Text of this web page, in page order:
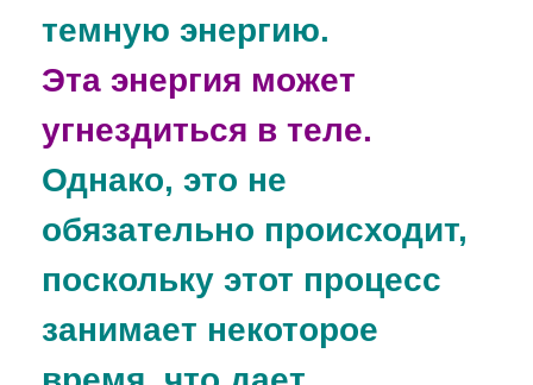
темную энергию.
Эта энергия может
угнездиться в теле.
Однако, это не
обязательно происходит,
поскольку этот процесс
занимает некоторое